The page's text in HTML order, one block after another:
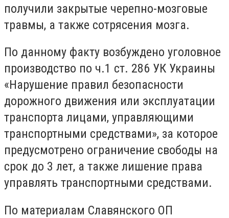
получили закрытые черепно-мозговые
травмы, а также сотрясения мозга.
По данному факту возбуждено уголовное
производство по ч.1 ст. 286 УК Украины
«Нарушение правил безопасности
дорожного движения или эксплуатации
транспорта лицами, управляющими
транспортными средствами», за которое
предусмотрено ограничение свободы на
срок до 3 лет, а также лишение права
управлять транспортными средствами.
По материалам Славянского ОП